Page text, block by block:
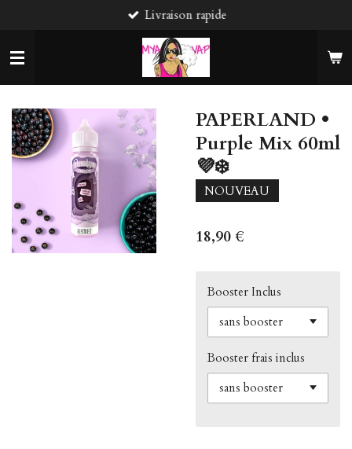
contenu
principal
Livraison rapide
PAPERLAND •
Purple Mix 60ml
💜❄️
NOUVEAU
18,90 €
Booster Inclus
Booster frais inclus